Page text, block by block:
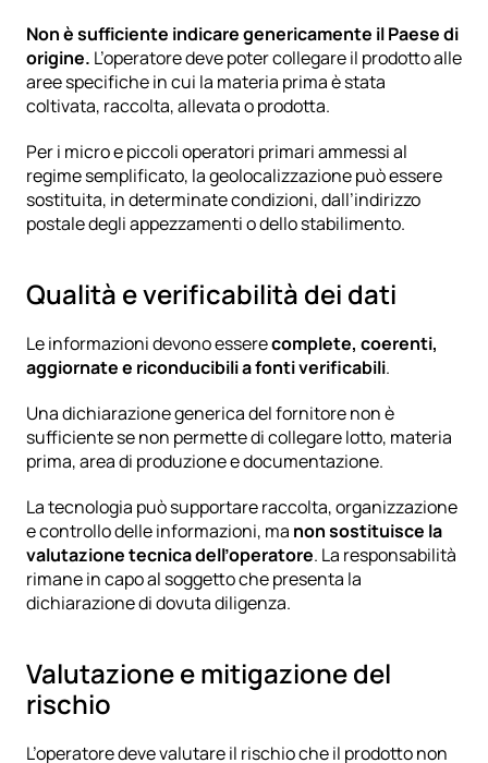
Non è sufficiente indicare genericamente il Paese di
origine. L’operatore deve poter collegare il prodotto alle
aree specifiche in cui la materia prima è stata
coltivata, raccolta, allevata o prodotta.
Per i micro e piccoli operatori primari ammessi al
regime semplificato, la geolocalizzazione può essere
sostituita, in determinate condizioni, dall’indirizzo
postale degli appezzamenti o dello stabilimento.
Qualità e verificabilità dei dati
Le informazioni devono essere complete, coerenti,
aggiornate e riconducibili a fonti verificabili.
Una dichiarazione generica del fornitore non è
sufficiente se non permette di collegare lotto, materia
prima, area di produzione e documentazione.
La tecnologia può supportare raccolta, organizzazione
e controllo delle informazioni, ma non sostituisce la
valutazione tecnica dell’operatore. La responsabilità
rimane in capo al soggetto che presenta la
dichiarazione di dovuta diligenza.
Valutazione e mitigazione del
rischio
L’operatore deve valutare il rischio che il prodotto non